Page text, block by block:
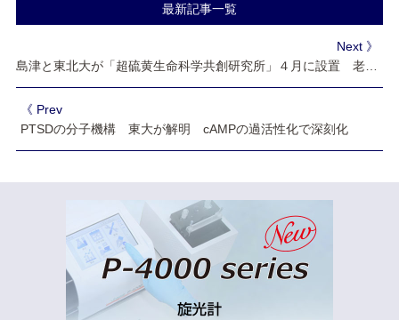
最新記事一覧
Next 》
島津と東北大が「超硫黄生命科学共創研究所」４月に設置 老化防ぐ食品開発期待
《 Prev
PTSDの分子機構 東大が解明 cAMPの過活性化で深刻化